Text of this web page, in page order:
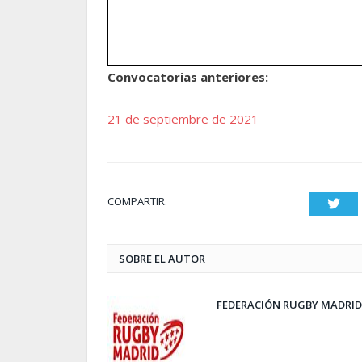
Convocatorias anteriores:
21 de septiembre de 2021
COMPARTIR.
SOBRE EL AUTOR
FEDERACIÓN RUGBY MADRID